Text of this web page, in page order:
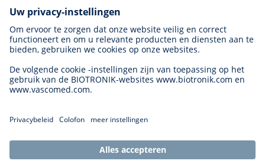
Carrières bij BIOTRONIK
Carrièreniveaus
Waarom met ons werken?
Sollicitatie
Carrièremogelijkheden
Cookie Settings
Legal Disclaimer